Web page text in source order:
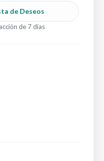
de Deseos
de 7 días